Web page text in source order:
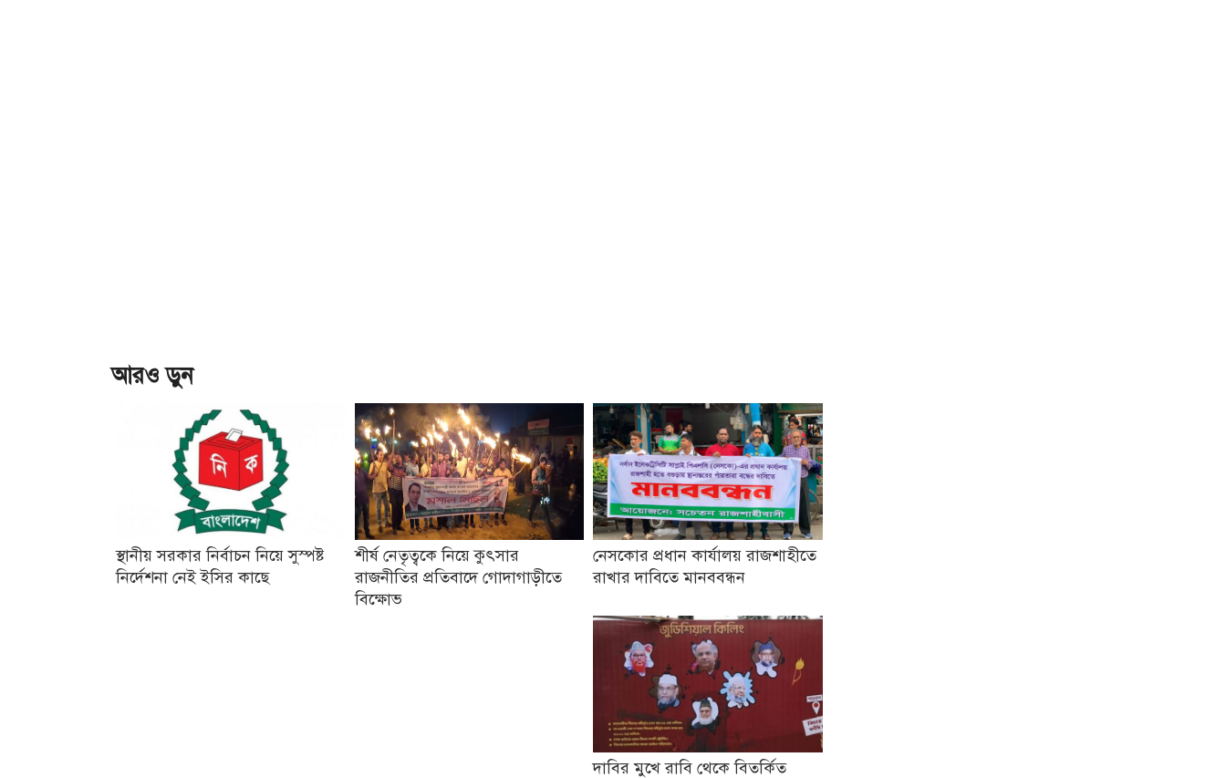
আরও ড়ুন
স্থানীয় সরকার নির্বাচন নিয়ে সুস্পষ্ট
নির্দেশনা নেই ইসির কাছে
শীর্ষ নেতৃত্বকে নিয়ে কুৎসার
রাজনীতির প্রতিবাদে গোদাগাড়ীতে
বিক্ষোভ
নেসকোর প্রধান কার্যালয় রাজশাহীতে
রাখার দাবিতে মানববন্ধন
দাবির মুখে রাবি থেকে বিতর্কিত